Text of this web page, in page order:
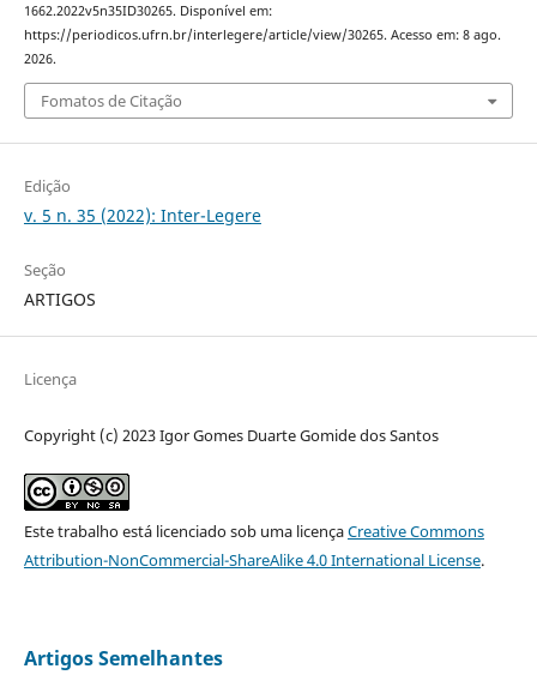
1662.2022v5n35ID30265. Disponível em:
https://periodicos.ufrn.br/interlegere/article/view/30265. Acesso em: 8 ago.
2026.
Fomatos de Citação
Edição
v. 5 n. 35 (2022): Inter-Legere
Seção
ARTIGOS
Licença
Copyright (c) 2023 Igor Gomes Duarte Gomide dos Santos
Este trabalho está licenciado sob uma licençaCreative Commons
Attribution-NonCommercial-ShareAlike 4.0 International License.
Artigos Semelhantes